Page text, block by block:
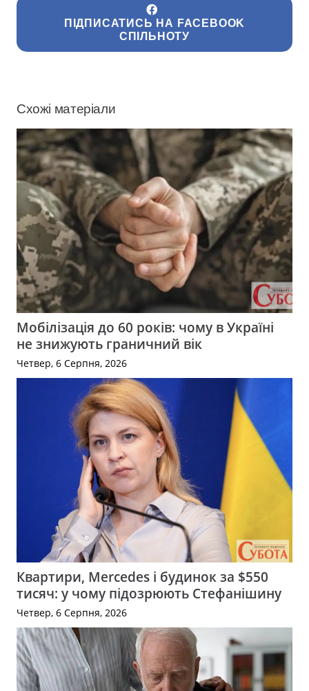
ПІДПИСАТИСЬ НА FACEBOOK
СПІЛЬНОТУ
Схожі матеріали
Мобілізація до 60 років: чому в Україні
не знижують граничний вік
Четвер, 6 Серпня, 2026
Квартири, Mercedes і будинок за $550
тисяч: у чому підозрюють Стефанішину
Четвер, 6 Серпня, 2026